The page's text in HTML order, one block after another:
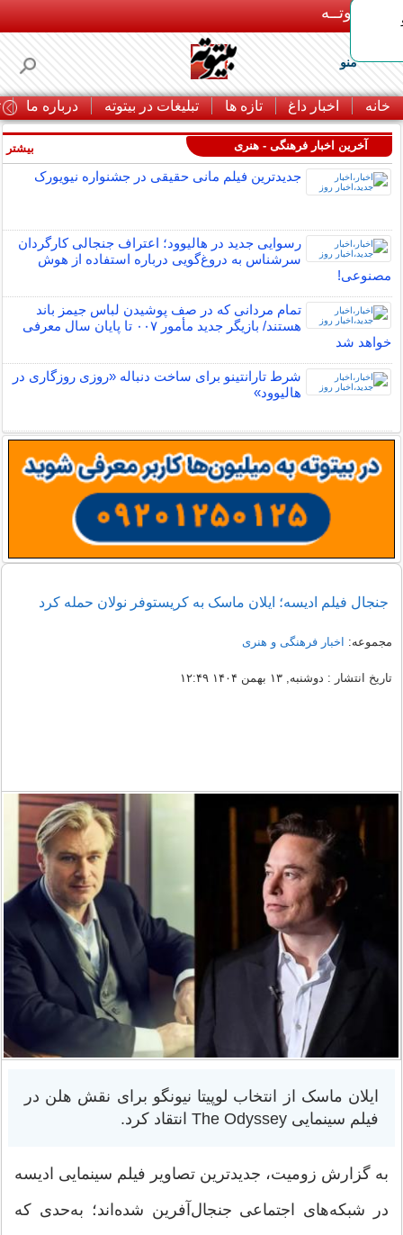
بـیتوتــه
منو
خانه اخبار داغ تازه ها تبلیغات در بیتوته درباره ما
آخرین اخبار فرهنگی - هنری
جدیدترین فیلم مانی حقیقی در جشنواره نیویورک
رسوایی جدید در هالیوود؛ اعتراف جنجالی کارگردان
سرشناس به دروغ‌گویی درباره استفاده از هوش
مصنوعی!
تمام مردانی که در صف پوشیدن لباس جیمز باند
هستند/ بازیگر جدید مأمور ۰۰۷ تا پایان سال معرفی
خواهد شد
شرط تارانتینو برای ساخت دنباله «روزی روزگاری در
هالیوود»
بیشتر
جنجال فیلم ادیسه؛ ایلان ماسک به کریستوفر نولان حمله کرد
مجموعه: اخبار فرهنگی و هنری
تاریخ انتشار : دوشنبه, ۱۳ بهمن ۱۴۰۴ ۱۲:۴۹
ایلان ماسک از انتخاب لوپیتا نیونگو برای نقش هلن در
فیلم سینمایی The Odyssey انتقاد کرد.
به گزارش زومیت، جدیدترین تصاویر فیلم سینمایی ادیسه
در شبکه‌های اجتماعی جنجال‌آفرین شده‌اند؛ به‌حدی که